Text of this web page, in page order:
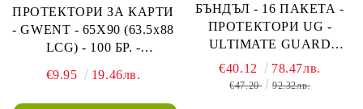
ПРОТЕКТОРИ ЗА КАРТИ
- GWENT - 65X90 (63.5x88
LCG) - 100 БР. -
SLEEVES
€9.95 19.46лв.
БЪНДЪЛ - 16 ПАКЕТА -
ПРОТЕКТОРИ UG -
ULTIMATE GUARD
SUPREME SLEEVES
SQUARE 73x73 - 50 БР.
€40.12 78.47лв.
€47.20 92.32лв.